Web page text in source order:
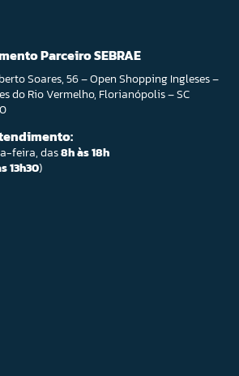
Parceiro SEBRAE
Soares, 56 – Open Shopping Ingleses –
do Rio Vermelho, Florianópolis – SC
feira, das8h às 18h
13h30)